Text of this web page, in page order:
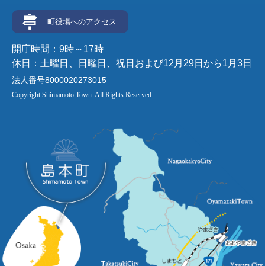
町役場へのアクセス
開庁時間：9時～17時
休日：土曜日、日曜日、祝日および12月29日から1月3日
法人番号8000020273015
Copyright Shimamoto Town. All Rights Reserved.